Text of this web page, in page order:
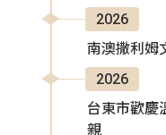
2026
南澳撒利姆
2026
台東市歡慶
親